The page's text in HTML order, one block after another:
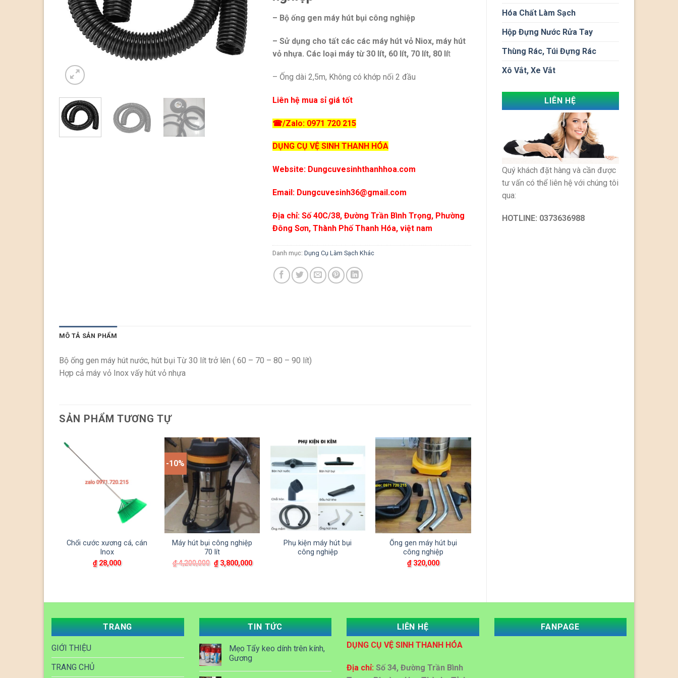
Hóa Chất Làm Sạch
Hộp Đựng Nước Rửa Tay
Thùng Rác, Túi Đựng Rác
Xô Vắt, Xe Vắt
LIÊN HỆ
Quý khách đặt hàng và cần được
tư vấn có thể liên hệ với chúng tôi
qua:
HOTLINE: 0373636988
– Bộ ống gen máy hút bụi công nghiệp
– Sử dụng cho tất các các máy hút vỏ Niox, máy hút
vỏ nhựa. Các loại máy từ 30 lít, 60 lít, 70 lít, 80 lít
– Ống dài 2,5m, Không có khớp nối 2 đầu
Liên hệ mua sỉ giá tốt
☎/Zalo: 0971 720 215
DỤNG CỤ VỆ SINH THANH HÓA
Website: Dungcuvesinhthanhhoa.com
Email: Dungcuvesinh36@gmail.com
Địa chỉ: Số 40C/38, Đường Trần Bình Trọng, Phường
Đông Sơn, Thành Phố Thanh Hóa, việt nam
Danh mục:Dụng Cụ Làm Sạch Khác
MÔ TẢ SẢN PHẨM
Bộ ống gen máy hút nước, hút bụi Từ 30 lít trở lên ( 60 – 70 – 80 – 90 lít)
Hợp cả máy vỏ Inox vấy hút vỏ nhựa
SẢN PHẨM TƯƠNG TỰ
Chổi cước xương cá, cán
Inox
₫28,000
-10%
Máy hút bụi công nghiệp
70 lít
₫4,200,000 Giá
gốc
₫3,800,000Giá
Phụ kiện máy hút bụi
công nghiệp
Ống gen máy hút bụi
công nghiệp
₫320,000
TRANG
GIỚI THIỆU
TRANG CHỦ
TIN TỨC
Mẹo Tẩy keo dính trên kính,
Gương
LIÊN HỆ
DỤNG CỤ VỆ SINH THANH HÓA
Địa chỉ: Số 34, Đường Trần Bình
FANPAGE